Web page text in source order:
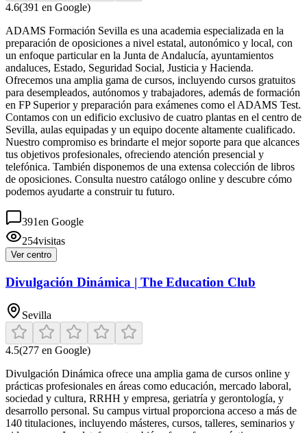
4.6(391 en Google)
ADAMS Formación Sevilla es una academia especializada en la
preparación de oposiciones a nivel estatal, autonómico y local, con
un enfoque particular en la Junta de Andalucía, ayuntamientos
andaluces, Estado, Seguridad Social, Justicia y Hacienda.
Ofrecemos una amplia gama de cursos, incluyendo cursos gratuitos
para desempleados, autónomos y trabajadores, además de formación
en FP Superior y preparación para exámenes como el ADAMS Test.
Contamos con un edificio exclusivo de cuatro plantas en el centro de
Sevilla, aulas equipadas y un equipo docente altamente cualificado.
Nuestro compromiso es brindarte el mejor soporte para que alcances
tus objetivos profesionales, ofreciendo atención presencial y
telefónica. También disponemos de una extensa colección de libros
de oposiciones. Consulta nuestro catálogo online y descubre cómo
podemos ayudarte a construir tu futuro.
391en Google
254visitas
Ver centro
Divulgación Dinámica | The Education Club
Sevilla
4.5(277 en Google)
Divulgación Dinámica ofrece una amplia gama de cursos online y
prácticas profesionales en áreas como educación, mercado laboral,
sociedad y cultura, RRHH y empresa, geriatría y gerontología, y
desarrollo personal. Su campus virtual proporciona acceso a más de
140 titulaciones, incluyendo másteres, cursos, talleres, seminarios y